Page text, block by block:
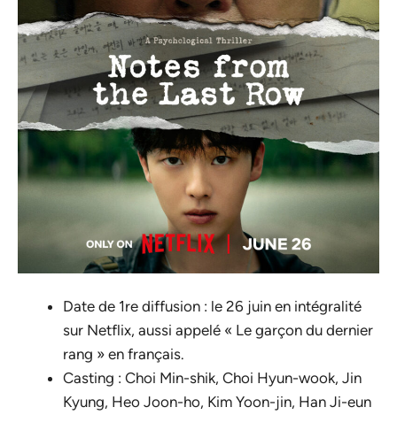
Date de 1re diffusion : le 26 juin en intégralité
sur Netflix, aussi appelé « Le garçon du dernier
rang » en français.
Casting : Choi Min-shik, Choi Hyun-wook, Jin
Kyung, Heo Joon-ho, Kim Yoon-jin, Han Ji-eun